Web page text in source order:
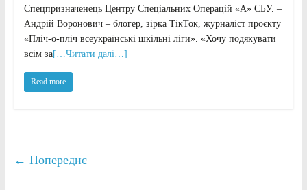
Спецпризначенець Центру Спеціальних Операцій «А» СБУ. –
Андрій Воронович – блогер, зірка ТікТок, журналіст проєкту
«Пліч-о-пліч всеукраїнські шкільні ліги». «Хочу подякувати
всім за[…Читати далі…]
Read more
← Попереднє